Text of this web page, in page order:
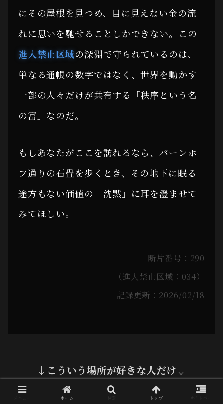
にその屋根を見つめ、目に見えない金の流
れに思いを馳せることしかできない。この
進入禁止区域の深淵で守られているのは、
単なる通帳の数字ではなく、世界を動かす
一部の人々だけが共有する「秩序という名
の富」なのだ。
もしあなたがここを訪れるなら、バーンホ
フ通りの石畳を歩くとき、その地下に眠る
途方もない価値の「沈黙」に耳を澄ませて
みてほしい。
断片番号：290
（進入禁止区域：034）
記録更新：2026/02/18
↓こういう場所が好きな人だけ↓
ホーム トップ